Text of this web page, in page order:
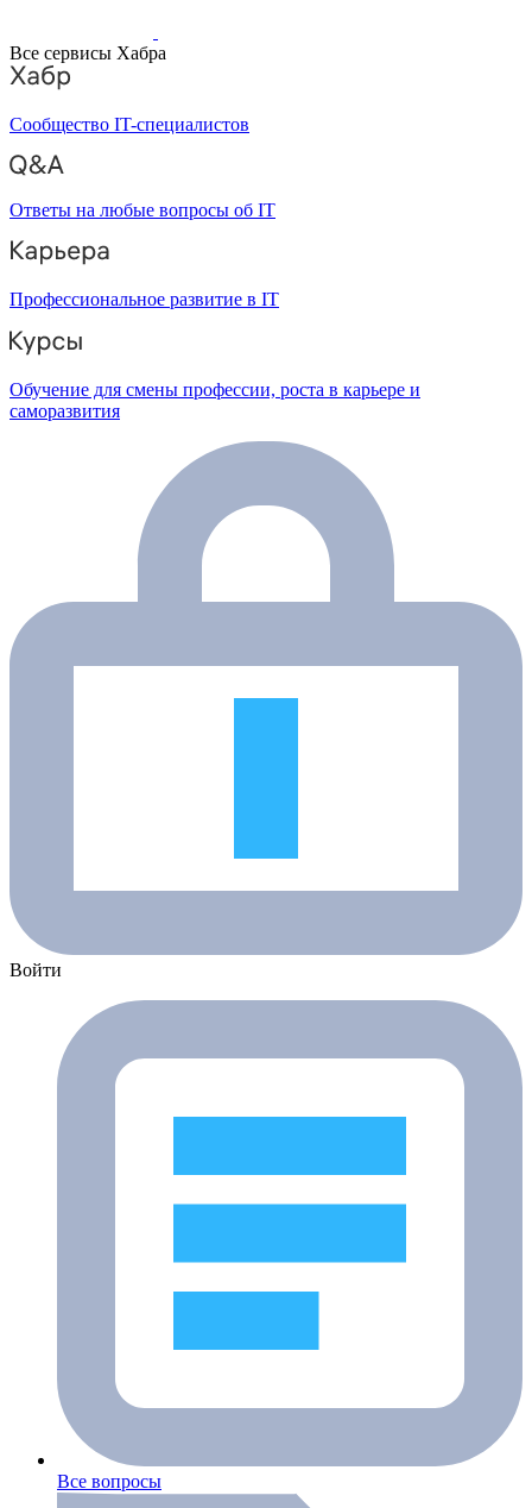
Все сервисы Хабра
Сообщество IT-специалистов
Ответы на любые вопросы об IT
Профессиональное развитие в IT
Обучение для смены профессии, роста в карьере и
саморазвития
Войти
Все вопросы